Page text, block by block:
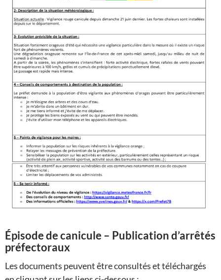
Épisode de canicule – Publication d’arrêtés
préfectoraux
Les documents peuvent être consultés et téléchargés